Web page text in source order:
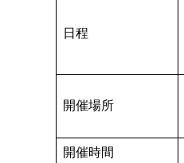
日程
開催場所
開催時間